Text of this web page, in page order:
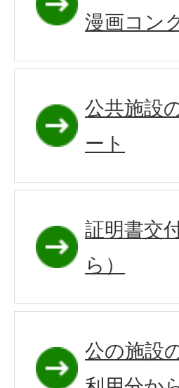
漫画コン
公共施設
ート
証明書交
ら）
公の施設